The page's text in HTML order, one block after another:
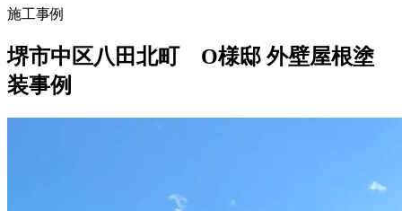
施工事例
堺市中区八田北町 O様邸 外壁屋根塗
装事例